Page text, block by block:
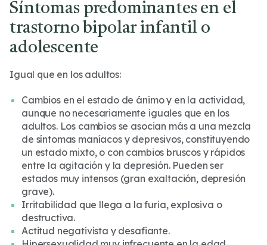
Síntomas predominantes en el
trastorno bipolar infantil o
adolescente
Igual que en los adultos:
Cambios en el estado de ánimo y en la actividad,
aunque no necesariamente iguales que en los
adultos. Los cambios se asocian más a una mezcla
de síntomas maníacos y depresivos, constituyendo
un estado mixto, o con cambios bruscos y rápidos
entre la agitación y la depresión. Pueden ser
estados muy intensos (gran exaltación, depresión
grave).
Irritabilidad que llega a la furia, explosiva o
destructiva.
Actitud negativista y desafiante.